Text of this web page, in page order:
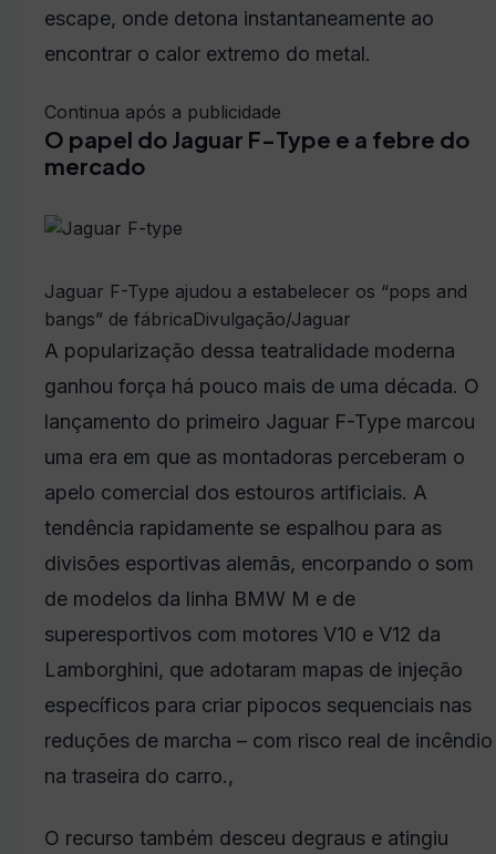
escape, onde detona instantaneamente ao
encontrar o calor extremo do metal.
Continua após a publicidade
O papel do Jaguar F-Type e a febre do
mercado
Jaguar F-Type ajudou a estabelecer os “pops and
bangs” de fábricaDivulgação/Jaguar
A popularização dessa teatralidade moderna
ganhou força há pouco mais de uma década. O
lançamento do primeiro Jaguar F-Type marcou
uma era em que as montadoras perceberam o
apelo comercial dos estouros artificiais. A
tendência rapidamente se espalhou para as
divisões esportivas alemãs, encorpando o som
de modelos da linha BMW M e de
superesportivos com motores V10 e V12 da
Lamborghini, que adotaram mapas de injeção
específicos para criar pipocos sequenciais nas
reduções de marcha – com risco real de incêndio
na traseira do carro.,
O recurso também desceu degraus e atingiu